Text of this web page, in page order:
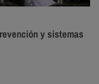
y sistemas